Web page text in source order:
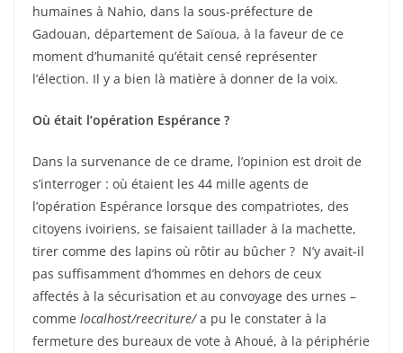
humaines à Nahio, dans la sous-préfecture de
Gadouan, département de Saïoua, à la faveur de ce
moment d’humanité qu’était censé représenter
l’élection. Il y a bien là matière à donner de la voix.
Où était l’opération Espérance ?
Dans la survenance de ce drame, l’opinion est droit de
s’interroger : où étaient les 44 mille agents de
l’opération Espérance lorsque des compatriotes, des
citoyens ivoiriens, se faisaient taillader à la machette,
tirer comme des lapins où rôtir au bûcher ? N’y avait-il
pas suffisamment d’hommes en dehors de ceux
affectés à la sécurisation et au convoyage des urnes –
comme localhost/reecriture/a pu le constater à la
fermeture des bureaux de vote à Ahoué, à la périphérie